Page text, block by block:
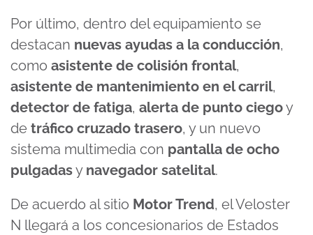
Por último, dentro del equipamiento se
destacan nuevas ayudas a la conducción,
como asistente de colisión frontal,
asistente de mantenimiento en el carril,
detector de fatiga, alerta de punto ciegoy
de tráfico cruzado trasero, y un nuevo
sistema multimedia con pantalla de ocho
pulgadasy navegador satelital.
De acuerdo al sitio Motor Trend, el Veloster
N llegará a los concesionarios de Estados